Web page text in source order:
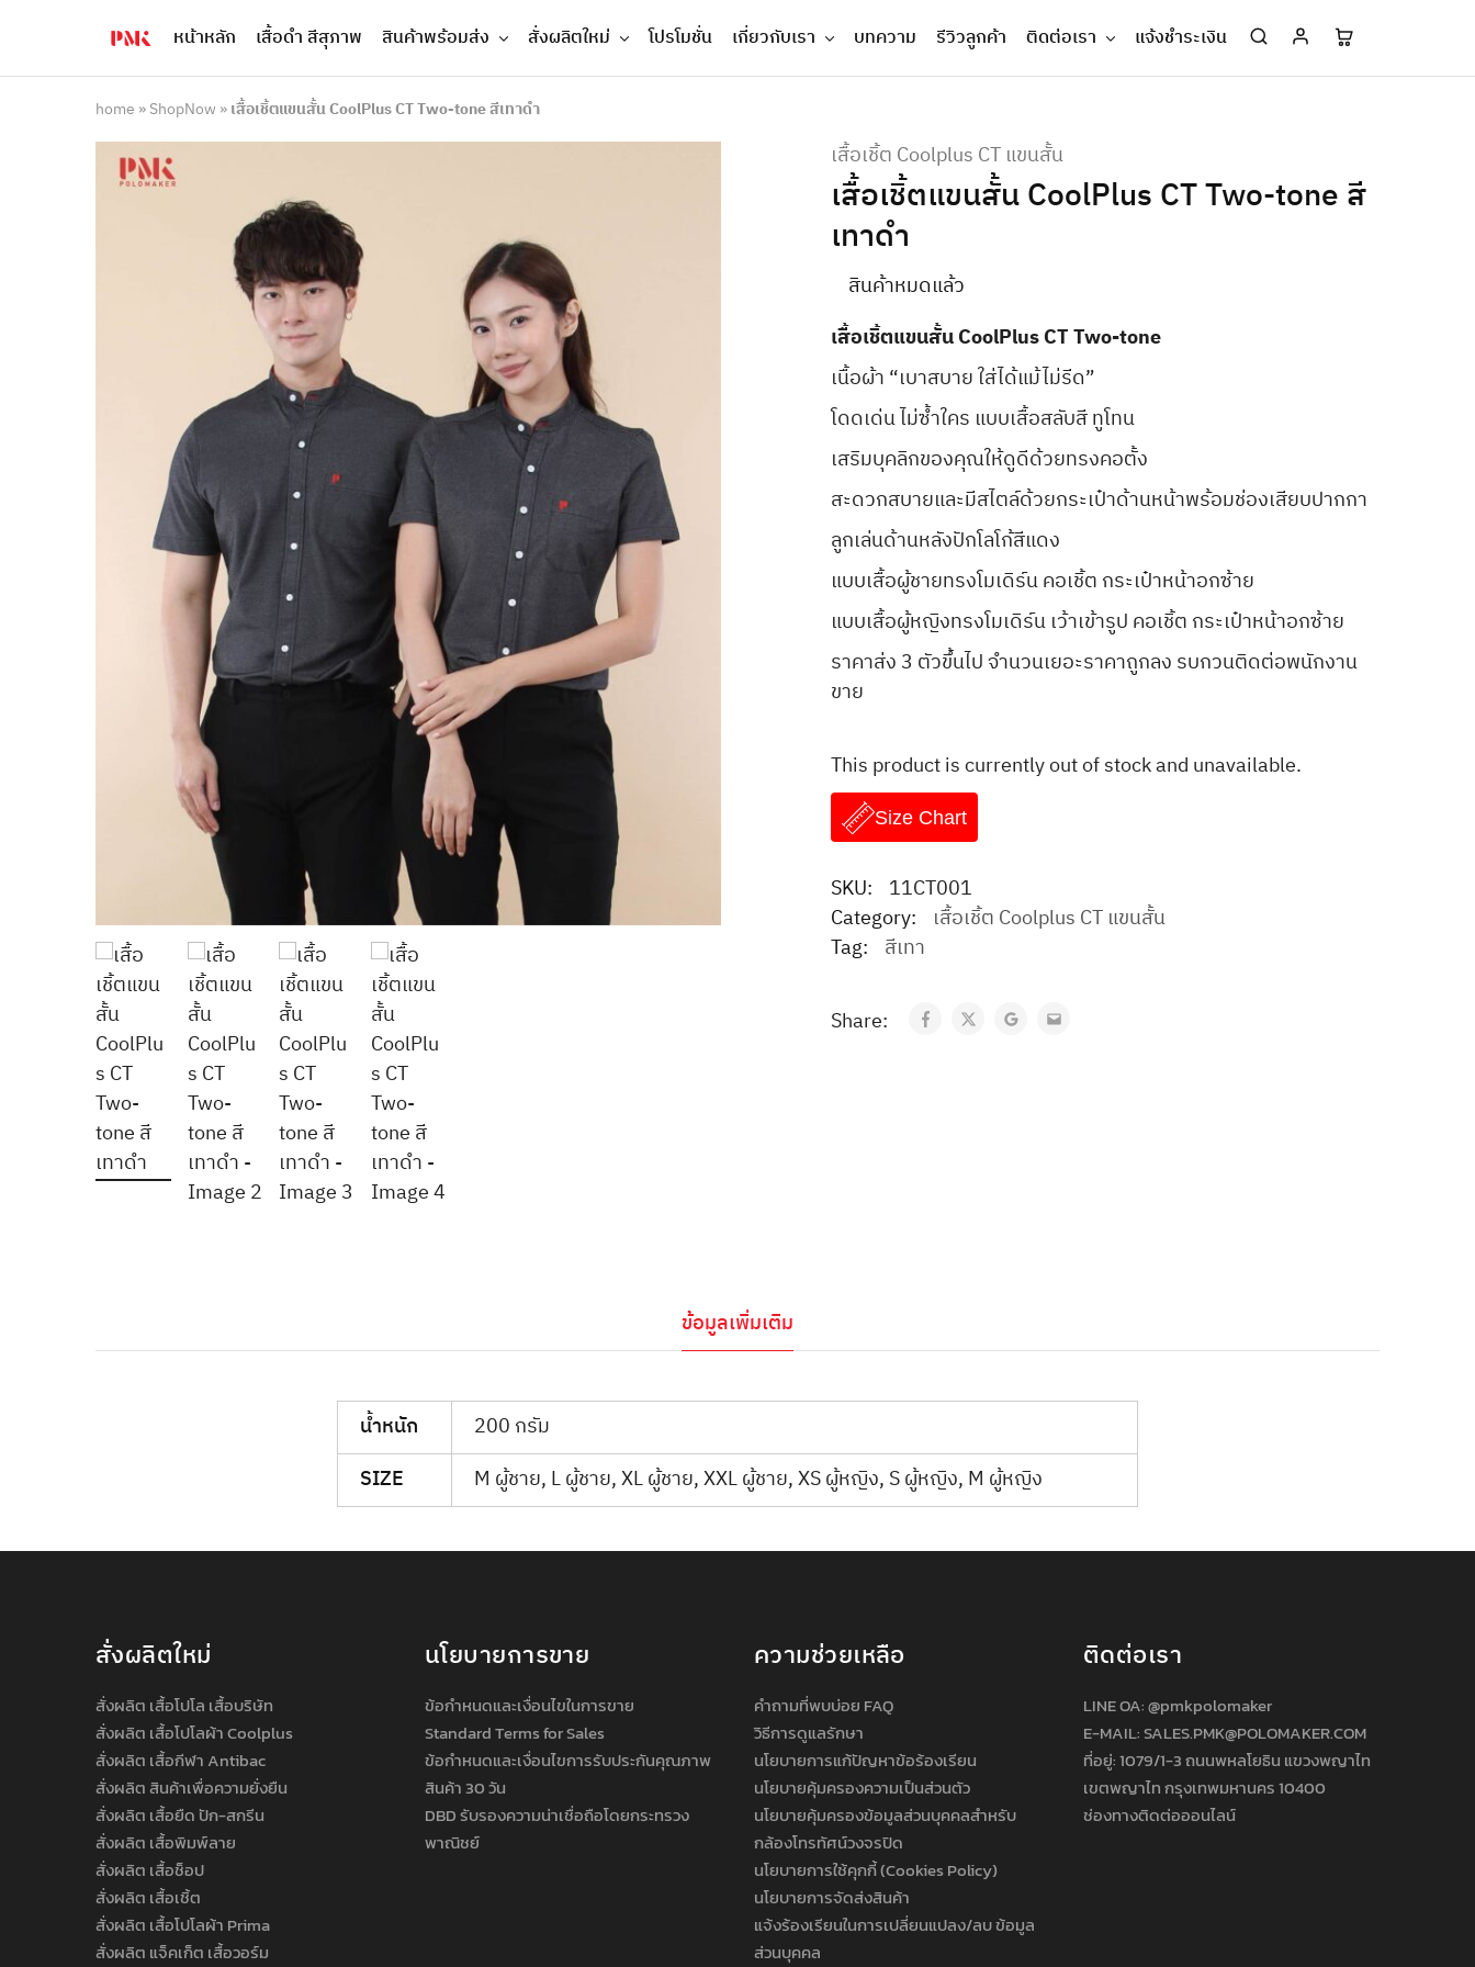
PMK
ผู้
ผลิต
สินค้า
สร้าง
แบรนด์
เสื้อ
ผู้
เสื้อ
โปโล
ยูนิฟอร์ม
บริษัท
มาตรฐาน
ISO9001
หน้าหลัก เสื้อดำ สีสุภาพ สินค้าพร้อมส่ง สั่งผลิตใหม่ โปรโมชั่น เกี่ยวกับเรา บทความ รีวิวลูกค้า ติดต่อเรา แจ้งชำระเงิน
home »ShopNow »เสื้อเชิ้ตแขนสั้น CoolPlus CT Two-tone สีเทาดำ
เสื้อเชิ้ต Coolplus CT แขนสั้น
เสื้อเชิ้ตแขนสั้น CoolPlus CT Two-tone สี
เทาดำ
สินค้าหมดแล้ว
เสื้อเชิ้ตแขนสั้น CoolPlus CT Two-tone
เนื้อผ้า “เบาสบาย ใส่ได้แม้ไม่รีด”
โดดเด่น ไม่ซ้ำใคร แบบเสื้อสลับสี ทูโทน
เสริมบุคลิกของคุณให้ดูดีด้วยทรงคอตั้ง
สะดวกสบายและมีสไตล์ด้วยกระเป๋าด้านหน้าพร้อมช่องเสียบปากกา
ลูกเล่นด้านหลังปักโลโก้สีแดง
แบบเสื้อผู้ชายทรงโมเดิร์น คอเชิ้ต กระเป๋าหน้าอกซ้าย
แบบเสื้อผู้หญิงทรงโมเดิร์น เว้าเข้ารูป คอเชิ้ต กระเป๋าหน้าอกซ้าย
ราคาส่ง 3 ตัวขึ้นไป จำนวนเยอะราคาถูกลง รบกวนติดต่อพนักงาน
ขาย
This product is currently out of stock and unavailable.
Size Chart
SKU: 11CT001
Category: เสื้อเชิ้ต Coolplus CT แขนสั้น
Tag: สีเทา
Share:
ข้อมูลเพิ่มเติม
น้ำหนัก
200 กรัม
SIZE
M ผู้ชาย, L ผู้ชาย, XL ผู้ชาย, XXL ผู้ชาย, XS ผู้หญิง, S ผู้หญิง, M ผู้หญิง
สั่งผลิตใหม่
สั่งผลิต เสื้อโปโล เสื้อบริษัท
สั่งผลิต เสื้อโปโลผ้า Coolplus
สั่งผลิต เสื้อกีฬา Antibac
สั่งผลิต สินค้าเพื่อความยั่งยืน
สั่งผลิต เสื้อยืด ปัก-สกรีน
สั่งผลิต เสื้อพิมพ์ลาย
สั่งผลิต เสื้อช็อป
สั่งผลิต เสื้อเชิ้ต
สั่งผลิต เสื้อโปโลผ้า Prima
สั่งผลิต แจ็คเก็ต เสื้อวอร์ม
นโยบายการขาย
ข้อกำหนดและเงื่อนไขในการขาย
Standard Terms for Sales
ข้อกำหนดและเงื่อนไขการรับประกันคุณภาพ
สินค้า 30 วัน
DBD รับรองความน่าเชื่อถือโดยกระทรวง
พาณิชย์
ความช่วยเหลือ
คำถามที่พบบ่อย FAQ
วิธีการดูแลรักษา
นโยบายการแก้ปัญหาข้อร้องเรียน
นโยบายคุ้มครองความเป็นส่วนตัว
นโยบายคุ้มครองข้อมูลส่วนบุคคลสำหรับ
กล้องโทรทัศน์วงจรปิด
นโยบายการใช้คุกกี้ (Cookies Policy)
นโยบายการจัดส่งสินค้า
แจ้งร้องเรียนในการเปลี่ยนแปลง/ลบ ข้อมูล
ส่วนบุคคล
ติดต่อเรา
LINE OA:@pmkpolomaker
E-MAIL: SALES.PMK@POLOMAKER.COM
ที่อยู่: 1079/1-3 ถนนพหลโยธิน แขวงพญาไท
เขตพญาไท กรุงเทพมหานคร 10400
ช่องทางติดต่อออนไลน์